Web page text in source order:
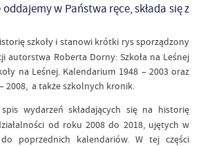
w Państwa ręce, składa się z
szkoły i stanowi krótki rys sporządzony
autorstwa Roberta Dorny: Szkoła na Leśnej
na Leśnej. Kalendarium 1948 – 2003 oraz
2008, a także szkolnych kronik.
wydarzeń składających się na historię
od roku 2008 do 2018, ujętych w
poprzednich kalendariów. W tej części